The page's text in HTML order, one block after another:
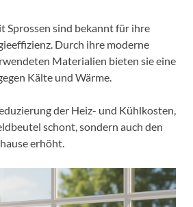
Sprossen sind bekannt für ihre
Durch ihre moderne
Materialien bieten sie eine
Kälte und Wärme.
der Heiz- und Kühlkosten,
schont, sondern auch den
erhöht.